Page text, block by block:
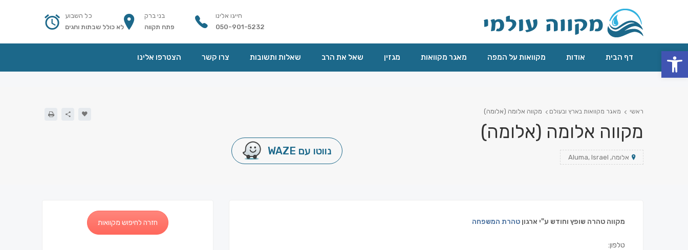
חייגו אלינו
050-901-5232
בני ברק
פתח תקווה
כל השבוע
לא כולל שבתות וחגים
דף הבית אודות מקוואות על המפה מאגר מקוואות מגזין שאל את הרב שאלות ותשובות צרו קשר הצטרפו אלינו
ראשי מאגר מקוואות בארץ ובעולם מקווה אלומה (אלומה)
מקווה אלומה (אלומה)
אלומה, Aluma, Israel
נווטו עם WAZE
מקווה טהרה שופץ וחודש ע"י ארגון טהרת המשפחה
טלפון:
חזרה לחיפוש מקוואות
פתח סרגל נגישות